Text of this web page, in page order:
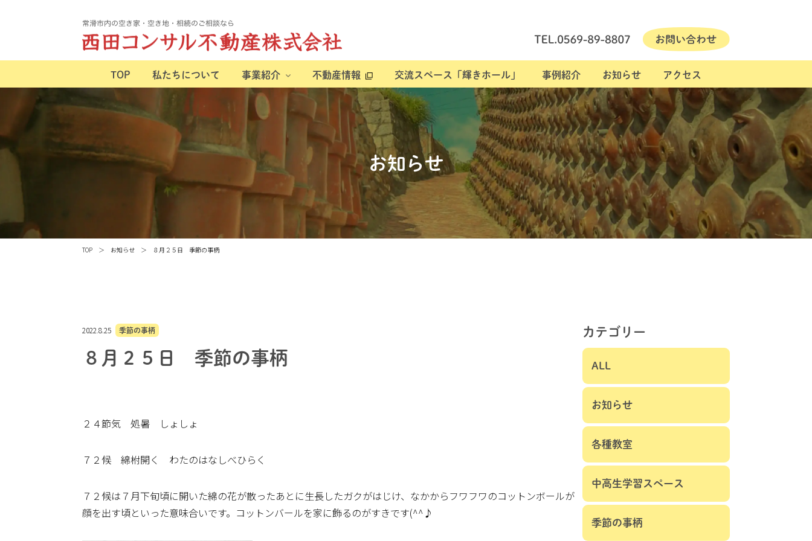
TOP 私たちについて 事業紹介 不動産情報 交流スペース「輝きホール」 事例紹介 お知らせ アクセス
お知らせ
TOP お知らせ ８月２５日 季節の事柄
2022.8.25 季節の事柄
８月２５日 季節の事柄
２４節気 処暑 しょしょ
７２候 綿柎開く わたのはなしべひらく
７２候は７月下旬頃に開いた綿の花が散ったあとに生長したガクがはじけ、なかからフワフワのコットンボールが
顔を出す頃といった意味合いです。コットンバールを家に飾るのがすきです(^^♪
カテゴリー
ALL
お知らせ
各種教室
中高生学習スペース
季節の事柄